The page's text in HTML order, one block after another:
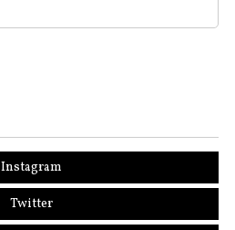
Instagram
Twitter